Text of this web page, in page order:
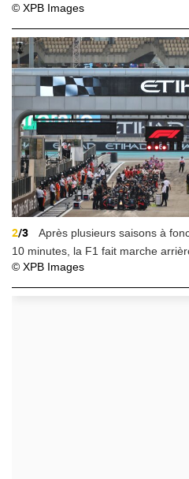
© XPB Images
2/3
Après plusieurs saisons à
10 minutes, la F1 fait marche
© XPB Images